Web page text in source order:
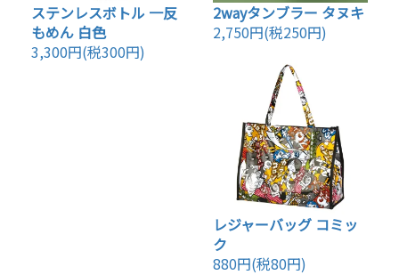
ステンレスボトル 一反
もめん 白色
3,300円(税300円)
2wayタンブラー タヌキ
2,750円(税250円)
レジャーバッグ コミッ
ク
880円(税80円)